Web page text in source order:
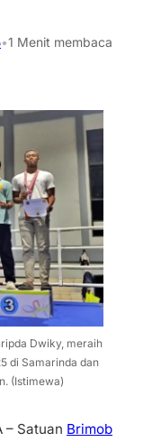
•1 Menit membaca
Dwiky, meraih
di Samarinda dan
(Istimewa)
– Satuan Brimob